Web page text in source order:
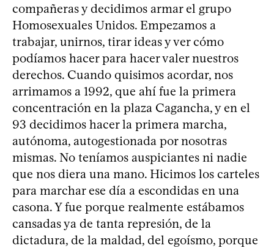
compañeras y decidimos armar el grupo
Homosexuales Unidos. Empezamos a
trabajar, unirnos, tirar ideas y ver cómo
podíamos hacer para hacer valer nuestros
derechos. Cuando quisimos acordar, nos
arrimamos a 1992, que ahí fue la primera
concentración en la plaza Cagancha, y en el
93 decidimos hacer la primera marcha,
autónoma, autogestionada por nosotras
mismas. No teníamos auspiciantes ni nadie
que nos diera una mano. Hicimos los carteles
para marchar ese día a escondidas en una
casona. Y fue porque realmente estábamos
cansadas ya de tanta represión, de la
dictadura, de la maldad, del egoísmo, porque